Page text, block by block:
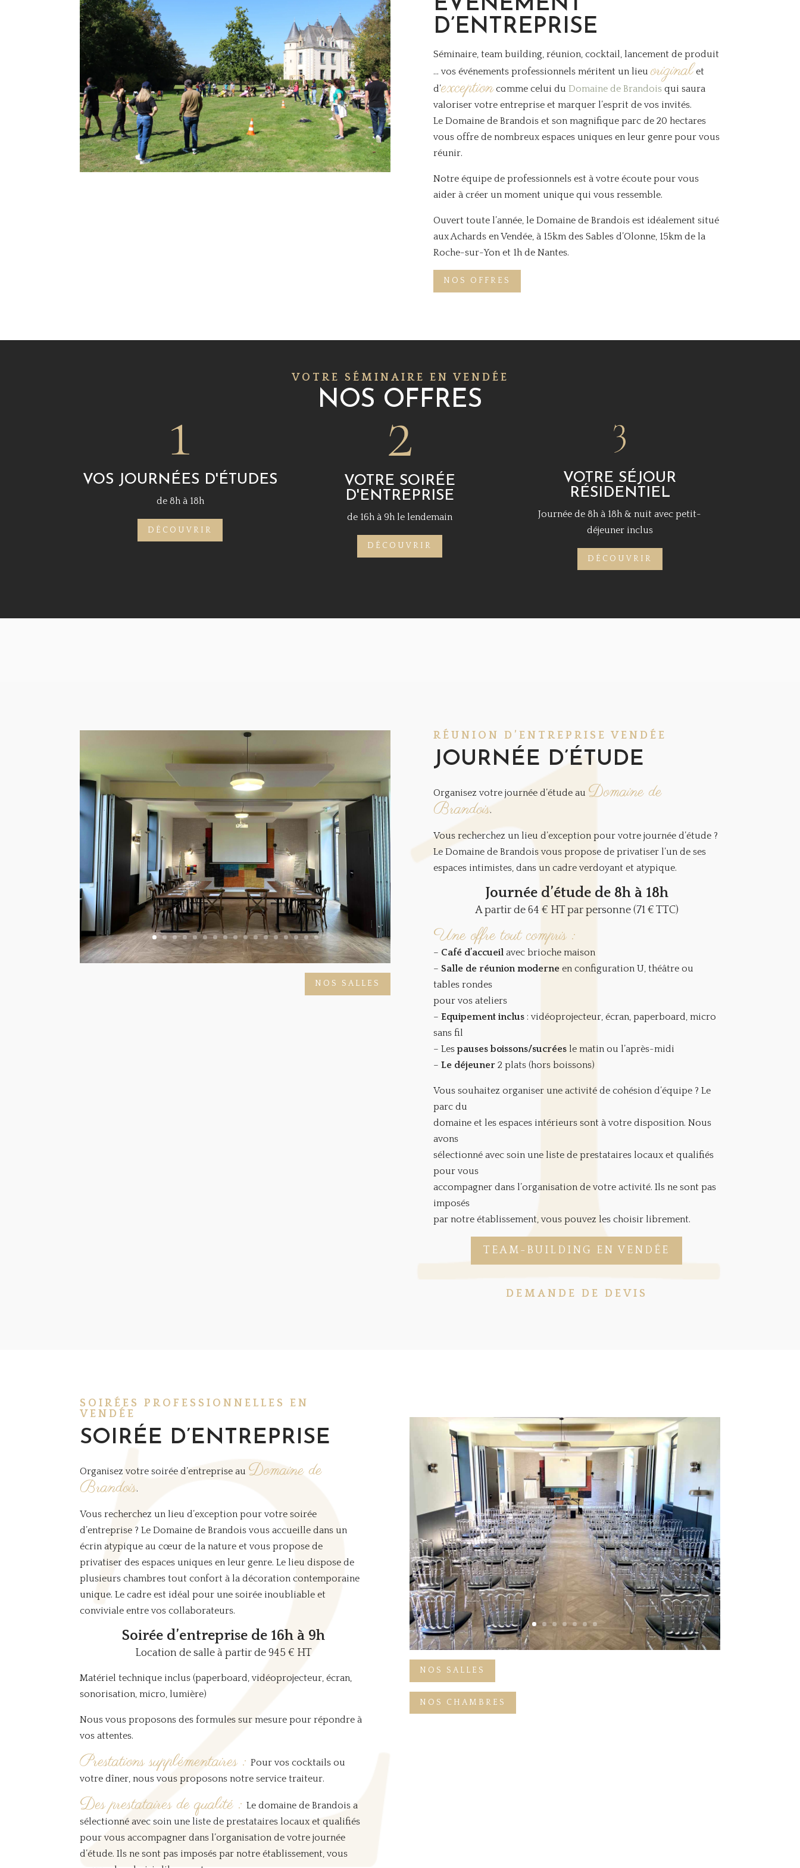
D’ENTREPRISE
Séminaire, team building, réunion, cocktail, lancement de produit
… vos événements professionnels méritent un lieuoriginal et
d’exceptioncomme celui du Domaine de Brandois qui saura
valoriser votre entreprise et marquer l’esprit de vos invités.
Le Domaine de Brandois et son magnifique parc de 20 hectares
vous offre de nombreux espaces uniques en leur genre pour vous
réunir.
Notre équipe de professionnels est à votre écoute pour vous
aider à créer un moment unique qui vous ressemble.
Ouvert toute l’année, le Domaine de Brandois est idéalement situé
aux Achards en Vendée, à 15km des Sables d’Olonne, 15km de la
Roche-sur-Yon et 1h de Nantes.
NOS OFFRES
VOTRE SÉMINAIRE EN VENDÉE
NOS OFFRES
VOS JOURNÉES D'ÉTUDES
de 8h à 18h
DÉCOUVRIR
VOTRE SOIRÉE
D'ENTREPRISE
de 16h à 9h le lendemain
DÉCOUVRIR
VOTRE SÉJOUR
RÉSIDENTIEL
Journée de 8h à 18h & nuit avec petit-
déjeuner inclus
DÉCOUVRIR
NOS SALLES
RÉUNION D’ENTREPRISE VENDÉE
JOURNÉE D’ÉTUDE
Organisez votre journée d’étude au Domaine de
Brandois.
Vous recherchez un lieu d’exception pour votre journée d’étude ?
Le Domaine de Brandois vous propose de privatiser l’un de ses
espaces intimistes, dans un cadre verdoyant et atypique.
Journée d’étude de 8h à 18h
A partir de 64 € HT par personne (71 € TTC)
Une offre tout compris :
– Café d’accueil avec brioche maison
–Salle de réunion moderne en configuration U, théâtre ou
tables rondes
pour vos ateliers
–Equipement inclus : vidéoprojecteur, écran, paperboard, micro
sans fil
– Lespauses boissons/sucrées le matin ou l’après-midi
– Le déjeuner 2 plats (hors boissons)
Vous souhaitez organiser une activité de cohésion d’équipe ? Le
parc du
domaine et les espaces intérieurs sont à votre disposition. Nous
avons
sélectionné avec soin une liste de prestataires locaux et qualifiés
pour vous
accompagner dans l’organisation de votre activité. Ils ne sont pas
imposés
par notre établissement, vous pouvez les choisir librement.
TEAM-BUILDING EN VENDÉE
DEMANDE DE DEVIS
SOIRÉES PROFESSIONNELLES EN
VENDÉE
SOIRÉE D’ENTREPRISE
Organisez votre soirée d’entreprise au Domaine de
Brandois.
Vous recherchez un lieu d’exception pour votre soirée
d’entreprise ? Le Domaine de Brandois vous accueille dans un
écrin atypique au cœur de la nature et vous propose de
privatiser des espaces uniques en leur genre. Le lieu dispose de
plusieurs chambres tout confort à la décoration contemporaine
unique. Le cadre est idéal pour une soirée inoubliable et
conviviale entre vos collaborateurs.
Soirée d’entreprise de 16h à 9h
Location de salle à partir de 945 € HT
Matériel technique inclus (paperboard, vidéoprojecteur, écran,
sonorisation, micro, lumière)
Nous vous proposons des formules sur mesure pour répondre à
vos attentes.
Prestations supplémentaires :Pour vos cocktails ou
votre dîner, nous vous proposons notre service traiteur.
Des prestataires de qualité :Le domaine de Brandois a
sélectionné avec soin une liste de prestataires locaux et qualifiés
pour vous accompagner dans l’organisation de votre journée
d’étude. Ils ne sont pas imposés par notre établissement, vous
NOS SALLES
NOS CHAMBRES